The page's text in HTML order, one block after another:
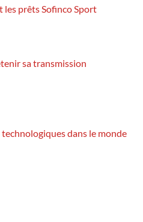
les prêts Sofinco Sport
sa transmission
dans le monde